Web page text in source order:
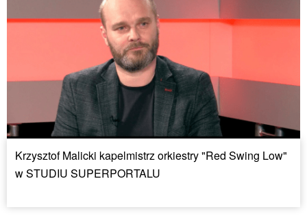
Krzysztof Malicki kapelmistrz orkiestry "Red Swing Low"
w STUDIU SUPERPORTALU